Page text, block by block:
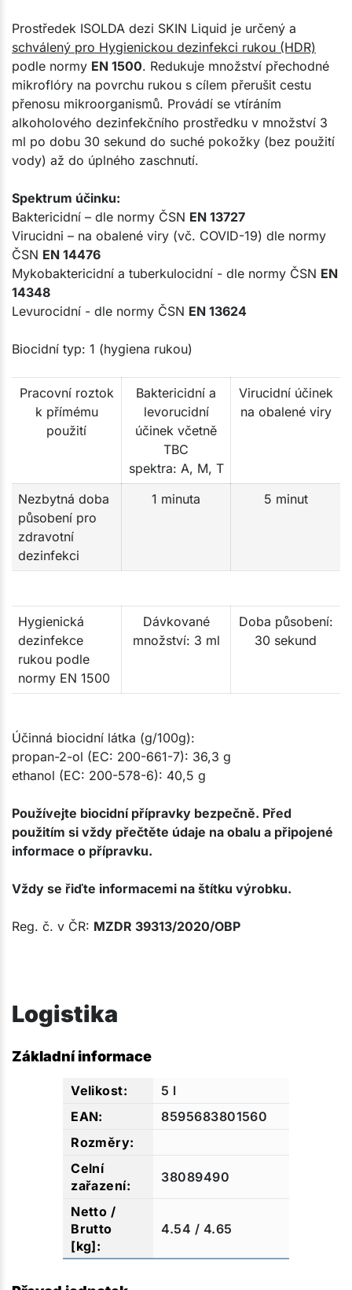
Prostředek ISOLDA dezi SKIN Liquid je určený a
schválený pro Hygienickou dezinfekci rukou (HDR)
podle normy EN 1500. Redukuje množství přechodné
mikroflóry na povrchu rukou s cílem přerušit cestu
přenosu mikroorganismů. Provádí se vtíráním
alkoholového dezinfekčního prostředku v množství 3
ml po dobu 30 sekund do suché pokožky (bez použití
vody) až do úplného zaschnutí.
Spektrum účinku:
Baktericidní – dle normy ČSN EN 13727
Virucidni – na obalené viry ​(vč. COVID-19) dle normy
ČSN EN 14476
Mykobaktericidní a tuberkulocidní - dle normy ČSN EN
14348
Levurocidní - dle normy ČSN EN 13624
Biocidní typ: 1 (hygiena rukou)
Pracovní roztok
k přímému
použití
Baktericidní a
levorucidní
účinek včetně
TBC
spektra: A, M, T
Virucidní účinek
na obalené viry
Nezbytná doba
působení pro
zdravotní
dezinfekci
1 minuta 5 minut
Hygienická
dezinfekce
rukou podle
normy EN 1500
Dávkované
množství: 3 ml
Doba působení:
30 sekund
Účinná biocidní látka (g/100g):
propan-2-ol (EC: 200-661-7): 36,3 g
ethanol (EC: 200-578-6): 40,5 g
Používejte biocidní přípravky bezpečně. Před
použitím si vždy přečtěte údaje na obalu a připojené
informace o přípravku.
Vždy se řiďte informacemi na štítku výrobku.
Reg. č. v ČR: MZDR 39313/2020/OBP
Logistika
Základní informace
5 l
8595683801560
38089490
4.54 / 4.65